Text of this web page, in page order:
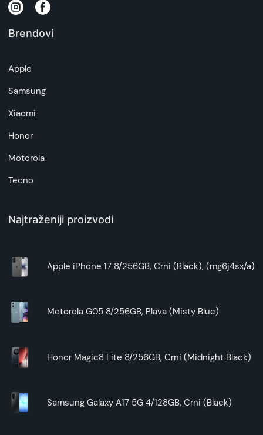
Brendovi
Apple
Samsung
Xiaomi
Honor
Motorola
Tecno
Najtraženiji proizvodi
Apple iPhone 17 8/256GB, Crni (Black), (mg6j4sx/a)
Motorola G05 8/256GB, Plava (Misty Blue)
Honor Magic8 Lite 8/256GB, Crni (Midnight Black)
Samsung Galaxy A17 5G 4/128GB, Crni (Black)